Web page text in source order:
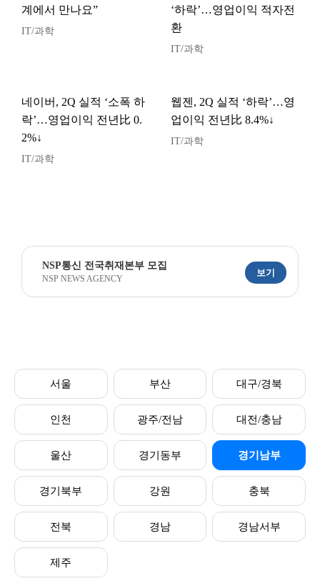
계에서 만나요”
IT/과학
‘하락’…영업이익 적자전
환
IT/과학
네이버, 2Q 실적 ‘소폭 하
락’…영업이익 전년比 0.
2%↓
IT/과학
웹젠, 2Q 실적 ‘하락’…영
업이익 전년比 8.4%↓
IT/과학
NSP통신 전국취재본부 모집
NSP NEWS AGENCY
보기
서울 부산 대구/경북
인천 광주/전남 대전/충남
울산 경기동부 경기남부
경기북부 강원 충북
전북 경남 경남서부
제주